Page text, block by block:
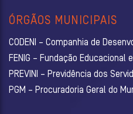
ÓRGÃOS MUNICIPAIS
CODENI – Companhia de
FENIG – Fundação Educacional
PREVINI – Previdência dos
PGM – Procuradoria Geral do